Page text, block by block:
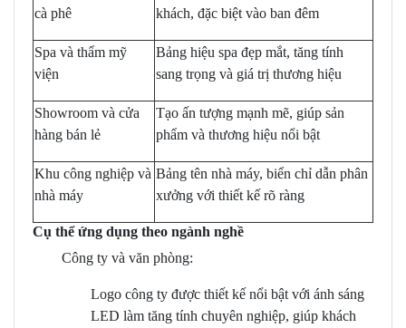
cà phê
khách, đặc biệt vào ban đêm
Spa và thẩm mỹ
viện
Bảng hiệu spa đẹp mắt, tăng tính
sang trọng và giá trị thương hiệu
Showroom và cửa
hàng bán lẻ
Tạo ấn tượng mạnh mẽ, giúp sản
phẩm và thương hiệu nổi bật
Khu công nghiệp và
nhà máy
Bảng tên nhà máy, biển chỉ dẫn phân
xưởng với thiết kế rõ ràng
Cụ thể ứng dụng theo ngành nghề
Công ty và văn phòng:
Logo công ty được thiết kế nổi bật với ánh sáng
LED làm tăng tính chuyên nghiệp, giúp khách